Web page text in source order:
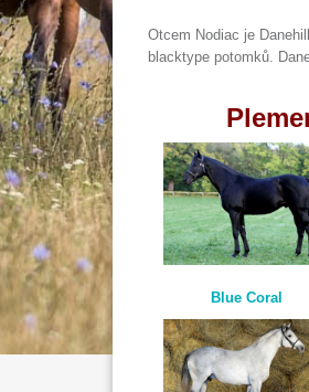
Otcem Nodiac je
blacktype potomků.
Blue Coral